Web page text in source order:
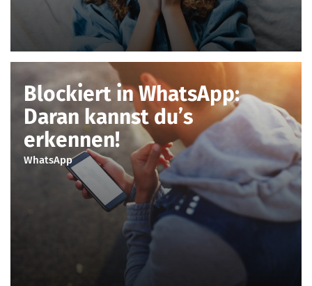
Blockiert in WhatsApp:
Daran kannst du’s
erkennen!
WhatsApp